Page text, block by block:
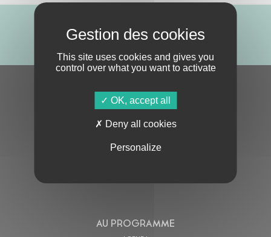
ABONNE-TOI !
S'ABONNER À LA NEWSLETTER
AU PROGRAMME
This site uses cookies and gives you
control over what you want to activate
OK, accept all
Deny all cookies
Personalize